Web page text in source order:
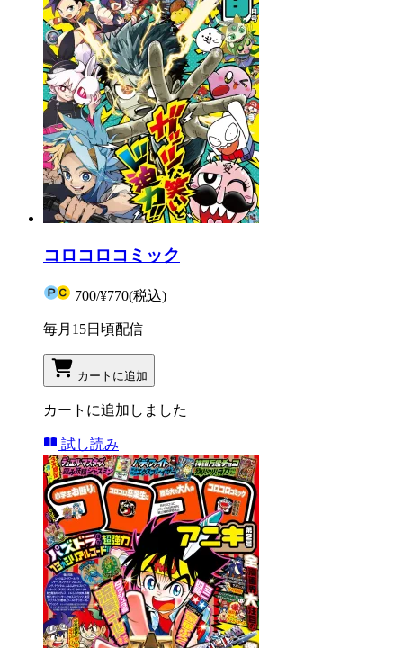
コロコロコミック
700/¥770(税込)
毎月15日頃配信
カートに追加
カートに追加しました
試し読み